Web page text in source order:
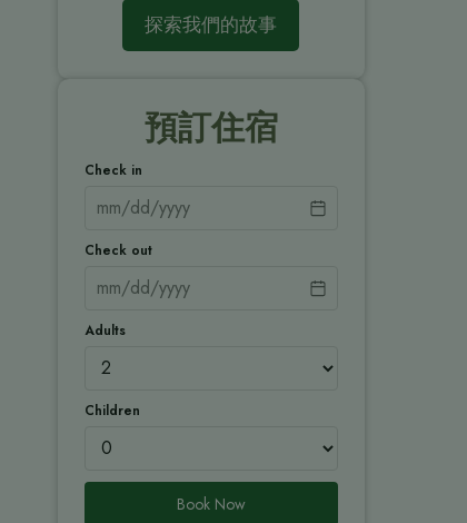
探索我們的故事
預訂住宿
Check in
Check out
Adults
Children
Book Now